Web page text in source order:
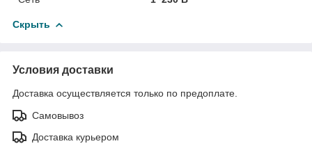
Скрыть
Условия доставки
Доставка осуществляется только по предоплате.
Самовывоз
Доставка курьером